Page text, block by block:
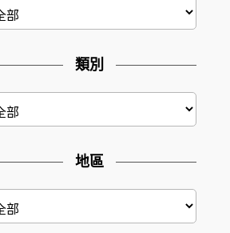
類別
地區